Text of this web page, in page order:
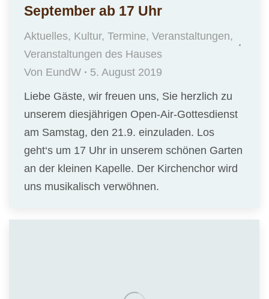
September ab 17 Uhr
Aktuelles, Kultur, Termine, Veranstaltungen,
Veranstaltungen des Hauses
Von EundW
5. August 2019
Liebe Gäste, wir freuen uns, Sie herzlich zu
unserem diesjährigen Open-Air-Gottesdienst
am Samstag, den 21.9. einzuladen. Los
geht‘s um 17 Uhr in unserem schönen Garten
an der kleinen Kapelle. Der Kirchenchor wird
uns musikalisch verwöhnen.